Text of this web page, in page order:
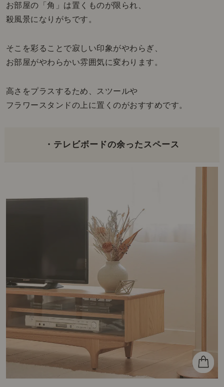
お部屋の「角」は置くものが限られ、
殺風景になりがちです。
そこを彩ることで寂しい印象がやわらぎ、
お部屋がやわらかい雰囲気に変わります。
高さをプラスするため、スツールや
フラワースタンドの上に置くのがおすすめです。
・テレビボードの余ったスペース